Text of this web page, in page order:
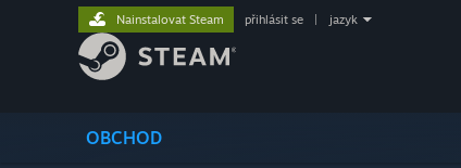
OBCHOD
Nainstalovat Steam přihlásit se jazyk